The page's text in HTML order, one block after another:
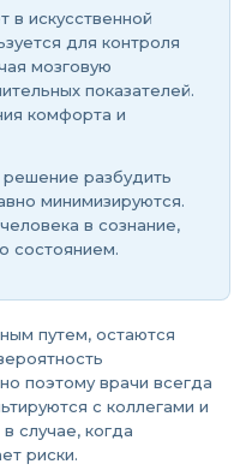
в искусственной
для контроля
мозговую
показателей.
комфорта и
разбудить
минимизируются.
в сознание,
состоянием.
путем, остаются
поэтому врачи всегда
с коллегами и
случае, когда
риски.